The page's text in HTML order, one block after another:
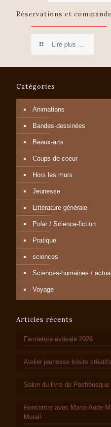
Réservations et
Lire plus ...
Catégories
Animations
Bandes-dessinées
Beaux-arts
Coups de coeur
Hors les murs
Jeunesse
Littérature générale
Polar / Science-fiction
Pratique
sciences
Sciences-humaines /
Voyage
Articles récents
Fermeture estivale 2026
Atelier jeunesse loisirs
Salon du livre de Pechbusque
Rencontre avec Marie-Aude
Murail